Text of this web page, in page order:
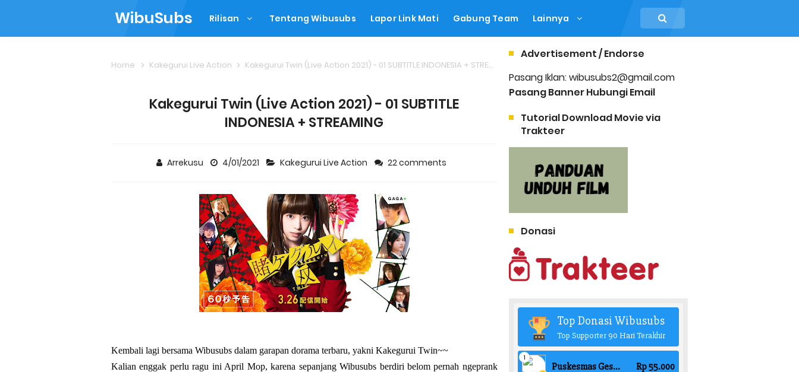
WibuSubs Rilisan Tentang Wibusubs Lapor Link Mati Gabung Team Lainnya
Home Kakegurui Live Action Kakegurui Twin (Live Action 2021) - 01 SUBTITLE INDONESIA + STREAMING
Kakegurui Twin (Live Action 2021) - 01 SUBTITLE
INDONESIA + STREAMING
Arrekusu 4/01/2021 Kakegurui Live Action 22 comments
Kembali lagi bersama Wibusubs dalam garapan dorama terbaru, yakni Kakegurui Twin~~
Kalian enggak perlu ragu ini April Mop, karena sepanjang Wibusubs berdiri belom pernah ngeprank
Advertisement / Endorse
Pasang Iklan: wibusubs2@gmail.com
Pasang Banner Hubungi Email
Tutorial Download Movie via
Trakteer
Donasi